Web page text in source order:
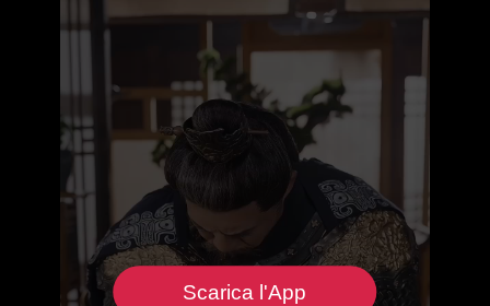
Scarica l'App